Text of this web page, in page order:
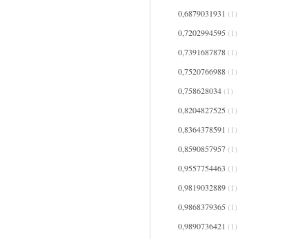
0,6879031931 (1)
0,7202994595 (1)
0,7391687878(1)
0,7520766988(1)
0,758628034(1)
0,8204827525 (1)
0,8364378591 (1)
0,8590857957(1)
0,9557754463 (1)
0,9819032889(1)
0,9868379365 (1)
0,9890736421 (1)